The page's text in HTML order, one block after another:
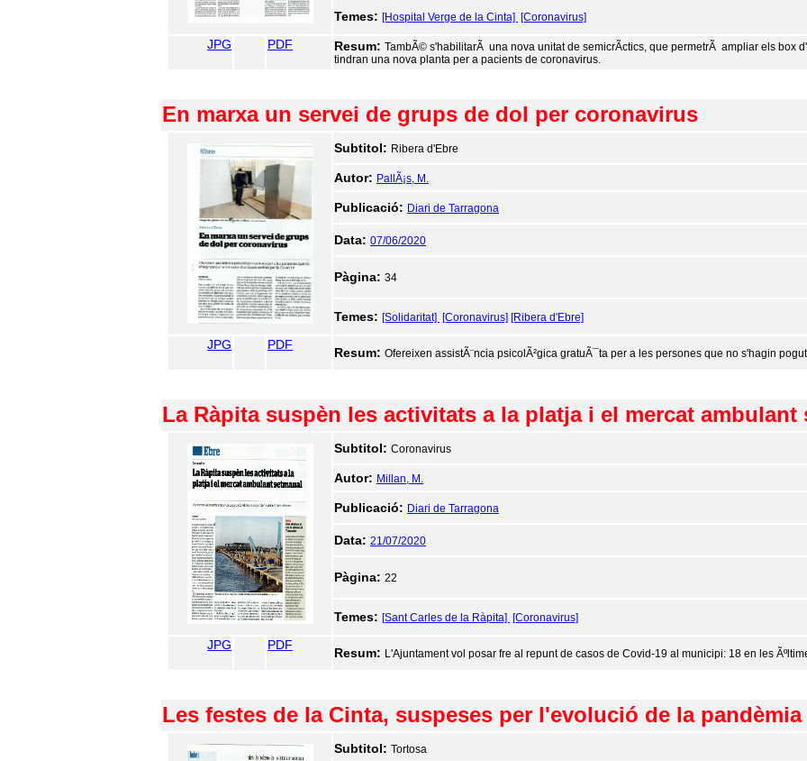
Temes: [Hospital Verge de la Cinta] [Coronavirus]
JPG PDF Resum: TambÃ© s'habilitarÃ una nova unitat de semicrÃ­ctics, que permetrÃ ampliar els box
tindran una nova planta per a pacients de coronavirus.
En marxa un servei de grups de dol per coronavirus
Subtitol: Ribera d'Ebre
Autor: PallÃ¡s, M.
Publicació: Diari de Tarragona
Data: 07/06/2020
Pàgina: 34
Temes: [Solidaritat] [Coronavirus] [Ribera d'Ebre]
JPG PDF
Resum: Ofereixen assistÃ¨ncia psicolÃ²gica gratuÃ¯ta per a les persones que no s'hagin
La Ràpita suspèn les activitats a la platja i el mercat ambulant
Subtitol: Coronavirus
Autor: Millan, M.
Publicació: Diari de Tarragona
Data: 21/07/2020
Pàgina: 22
Temes: [Sant Carles de la Ràpita] [Coronavirus]
JPG PDF
Resum: L'Ajuntament vol posar fre al repunt de casos de Covid-19 al municipi: 18 en les
Les festes de la Cinta, suspeses per l'evolució de la
Subtitol: Tortosa